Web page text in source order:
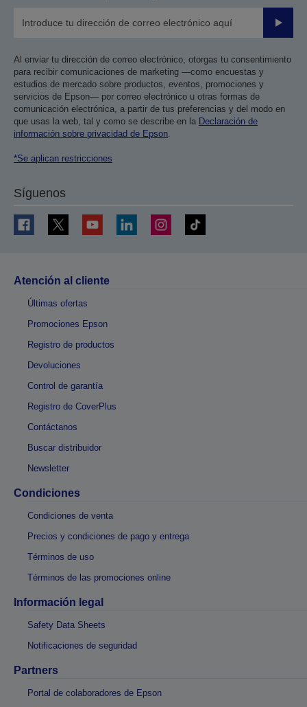
Enviar
Al enviar tu dirección de correo electrónico, otorgas tu consentimiento
para recibir comunicaciones de marketing —como encuestas y
estudios de mercado sobre productos, eventos, promociones y
servicios de Epson— por correo electrónico u otras formas de
comunicación electrónica, a partir de tus preferencias y del modo en
que usas la web, tal y como se describe en la Declaración de
información sobre privacidad de Epson.
*Se aplican restricciones
Síguenos
Atención al cliente
Últimas ofertas
Promociones Epson
Registro de productos
Devoluciones
Control de garantía
Registro de CoverPlus
Contáctanos
Buscar distribuidor
Newsletter
Condiciones
Condiciones de venta
Precios y condiciones de pago y entrega
Términos de uso
Términos de las promociones online
Información legal
Safety Data Sheets
Notificaciones de seguridad
Partners
Portal de colaboradores de Epson